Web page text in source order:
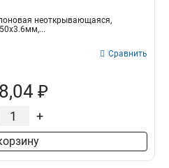
неоткрывающаяся,
Сравнить
₽
+